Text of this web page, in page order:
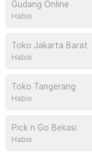
Gudang Online
Habis
Toko Jakarta Barat
Habis
Toko Tangerang
Habis
Pick n Go Bekasi
Habis